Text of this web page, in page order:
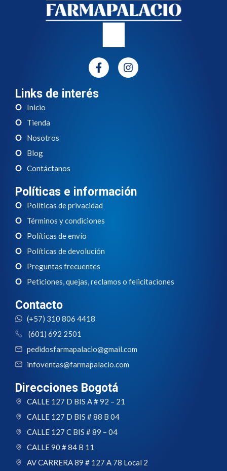
Links de interés
Inicio
Tienda
Nosotros
Blog
Contáctanos
Políticas e información
Políticas de privacidad
Términos y condiciones
Políticas de envío
Políticas de devolución
Preguntas frecuentes
Peticiones, quejas, reclamos o felicitaciones
Contacto
(+57) 310 806 4418
(601) 692 2501
pedidosfarmapalacio@gmail.com
infoventas@farmapalacio.com
Direcciones Bogotá
CALLE 127 D BIS A # 92 – 21
CALLE 127 D BIS # 88 B 04
CALLE 127 C BIS # 89 – 04
CALLE 90 # 84 B 11
AV CARRERA 89 # 127 A 78 Local 2